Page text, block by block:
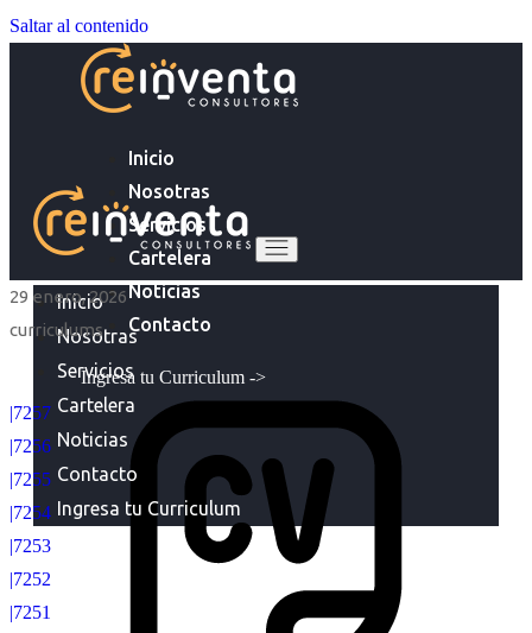
Saltar al contenido
Inicio
Nosotras
Servicios
Cartelera
Noticias
Contacto
Ingresa tu Curriculum ->
Inicio
Nosotras
Servicios
Cartelera
Noticias
Contacto
Ingresa tu Curriculum
29 enero, 2026
curriculums
|7257
|7256
|7255
|7254
|7253
|7252
|7251